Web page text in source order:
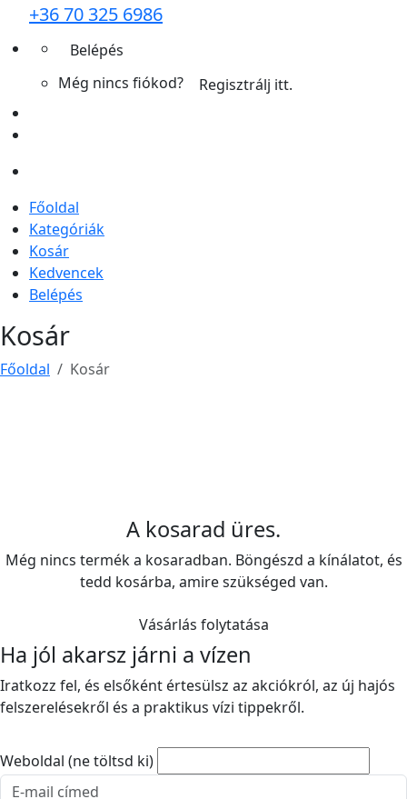
+36 70 325 6986
Belépés
Még nincs fiókod?
Regisztrálj itt.
Főoldal
Kategóriák
Kosár
Kedvencek
Belépés
Kosár
Főoldal Kosár
A kosarad üres.
Még nincs termék a kosaradban. Böngészd a kínálatot, és
tedd kosárba, amire szükséged van.
Vásárlás folytatása
Ha jól akarsz járni a vízen
Iratkozz fel, és elsőként értesülsz az akciókról, az új hajós
felszerelésekről és a praktikus vízi tippekről.
Weboldal (ne töltsd ki)
E-mail cím